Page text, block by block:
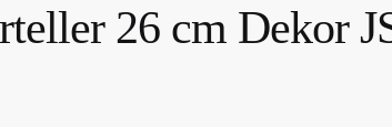
26 cm Dekor